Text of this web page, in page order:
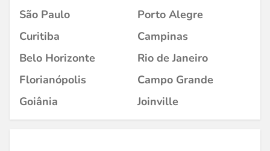
São Paulo
Porto Alegre
Curitiba
Campinas
Belo Horizonte
Rio de Janeiro
Florianópolis
Campo Grande
Goiânia
Joinville